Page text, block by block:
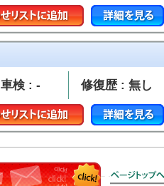
車検 : - 修復歴 : 無し